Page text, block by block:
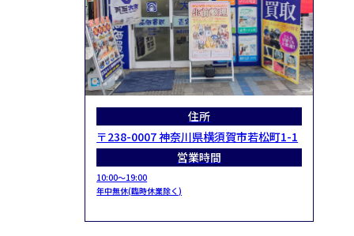
住所
〒238-0007 神奈川県横須賀市若松町1-1
営業時間
10:00～19:00
年中無休(臨時休業除く)